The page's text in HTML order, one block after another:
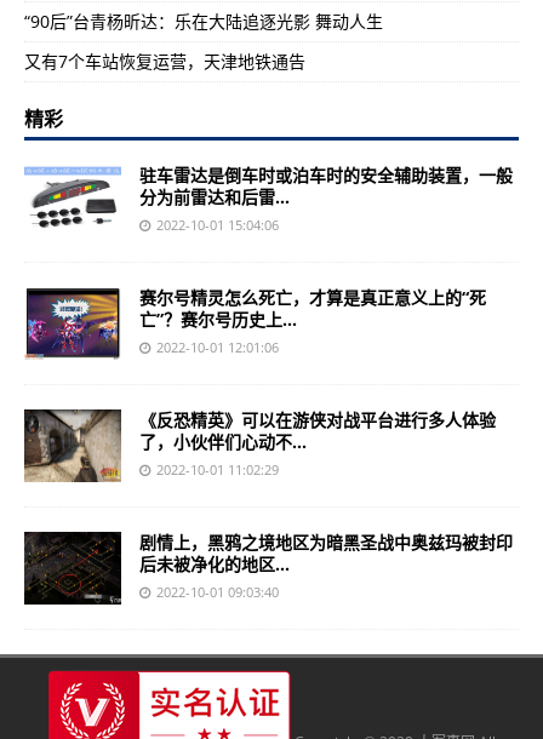
“90后”台青杨昕达：乐在大陆追逐光影 舞动人生
又有7个车站恢复运营，天津地铁通告
精彩
驻车雷达是倒车时或泊车时的安全辅助装置，一般
分为前雷达和后雷...
2022-10-01 15:04:06
赛尔号精灵怎么死亡，才算是真正意义上的“死
亡”？赛尔号历史上...
2022-10-01 12:01:06
《反恐精英》可以在游侠对战平台进行多人体验
了，小伙伴们心动不...
2022-10-01 11:02:29
剧情上，黑鸦之境地区为暗黑圣战中奥兹玛被封印
后未被净化的地区...
2022-10-01 09:03:40